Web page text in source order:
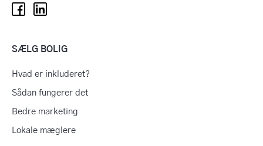
SÆLG BOLIG
Hvad er inkluderet?
Sådan fungerer det
Bedre marketing
Lokale mæglere